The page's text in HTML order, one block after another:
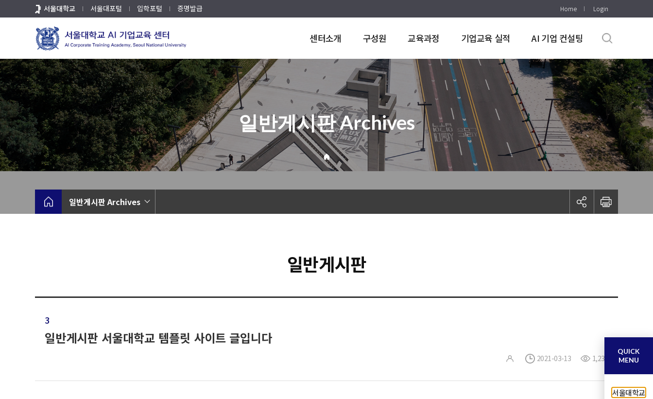
로
뉴
서울대학교 서울대포털 입학포털 증명발급 Home Login
센터소개 구성원 교육과정 기업교육 실적 AI 기업 컨설팅
일반게시판 Archives
일반게시판 Archives
일반게시판
3
일반게시판 서울대학교 템플릿 사이트 글입니다
2021-03-13 1,233
QUICK
MENU
서울대학교